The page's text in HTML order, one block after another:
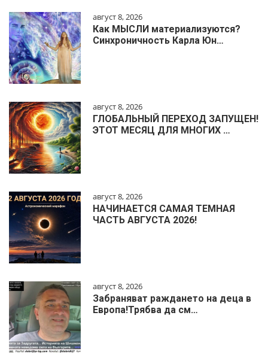
август 8, 2026
Как МЫСЛИ материализуются?
Синхроничность Карла Юн…
август 8, 2026
ГЛОБАЛЬНЫЙ ПЕРЕХОД ЗАПУЩЕН!
ЭТОТ МЕСЯЦ ДЛЯ МНОГИХ …
август 8, 2026
НАЧИНАЕТСЯ САМАЯ ТЕМНАЯ
ЧАСТЬ АВГУСТА 2026!
август 8, 2026
Забраняват раждането на деца в
Европа!Трябва да см…